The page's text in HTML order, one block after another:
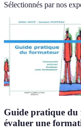
Sélectionnés par nos
Guide pratique du
évaluer une